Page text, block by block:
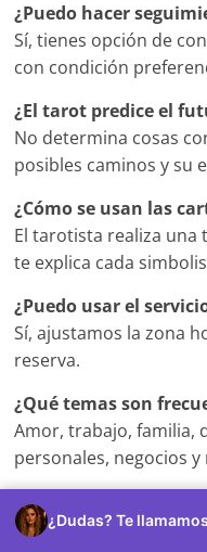
¿Puedo hacer
Sí, tienes opción de
con condición
¿El tarot predice el
No determina cosas
posibles caminos y su
¿Cómo se usan las
El tarotista realiza una
te explica cada
¿Puedo usar el
Sí, ajustamos la zona
reserva.
¿Qué temas son
Amor, trabajo, familia,
personales, negocios y
¿Qué hago si quiero
Puedes ampliar
¿Dudas? Te